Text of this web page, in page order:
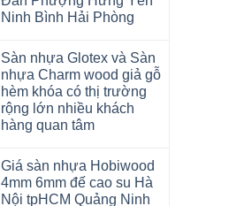
12mm
bản
Hà
Nội
Thanh
Xuân
Thanh
Trì
Bắc
Giấy
Tây
Hồ
Hưng
Yên
6mm
đế
glotex
charm
wood
hobiwood
kosmos
fukione
wilson
mikado
6mm
báo
giá
thợ
Ninh Bình Hải Phòng
bình
luận
ở
Sàn
nhựa
Glotex
và
Hobiwood
giả
gỗ
hèm
Sàn nhựa Glotex và Sàn
nhựa Charm wood giả gỗ
hèm khóa có thị trường
rộng lớn nhiều khách
hàng quan tâm
bình
luận
ở
Sàn
Giá sàn nhựa Hobiwood
4mm 6mm đế cao su Hà
Nội tpHCM Quảng Ninh